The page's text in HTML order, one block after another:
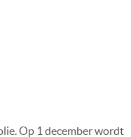
Op 1 december wordt